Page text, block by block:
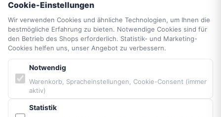
AGB
Widerrufsrecht
Vertrag widerrufen
Impressum
Cookie-Einstellungen
Barrierefreiheit
Sitemap
PARTNER & MARKEN
Cookie-Einstellungen
Wir verwenden Cookies und ähnliche Technologien, um Ihnen die
bestmögliche Erfahrung zu bieten. Notwendige Cookies sind für
den Betrieb des Shops erforderlich. Statistik- und Marketing-
Cookies helfen uns, unser Angebot zu verbessern.
Notwendig
Warenkorb, Spracheinstellungen, Cookie-Consent (immer
aktiv)
Statistik